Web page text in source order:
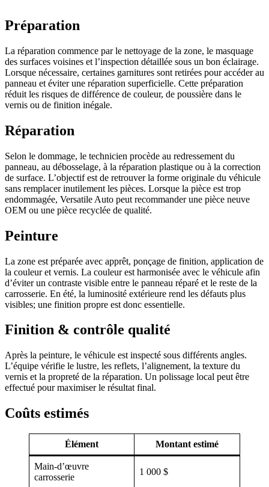
Préparation
La réparation commence par le nettoyage de la zone, le masquage
des surfaces voisines et l’inspection détaillée sous un bon éclairage.
Lorsque nécessaire, certaines garnitures sont retirées pour accéder au
panneau et éviter une réparation superficielle. Cette préparation
réduit les risques de différence de couleur, de poussière dans le
vernis ou de finition inégale.
Réparation
Selon le dommage, le technicien procède au redressement du
panneau, au débosselage, à la réparation plastique ou à la correction
de surface. L’objectif est de retrouver la forme originale du véhicule
sans remplacer inutilement les pièces. Lorsque la pièce est trop
endommagée, Versatile Auto peut recommander une pièce neuve
OEM ou une pièce recyclée de qualité.
Peinture
La zone est préparée avec apprêt, ponçage de finition, application de
la couleur et vernis. La couleur est harmonisée avec le véhicule afin
d’éviter un contraste visible entre le panneau réparé et le reste de la
carrosserie. En été, la luminosité extérieure rend les défauts plus
visibles; une finition propre est donc essentielle.
Finition & contrôle qualité
Après la peinture, le véhicule est inspecté sous différents angles.
L’équipe vérifie le lustre, les reflets, l’alignement, la texture du
vernis et la propreté de la réparation. Un polissage local peut être
effectué pour maximiser le résultat final.
Coûts estimés
Élément Montant estimé
Main-d’œuvre
carrosserie
1 000 $